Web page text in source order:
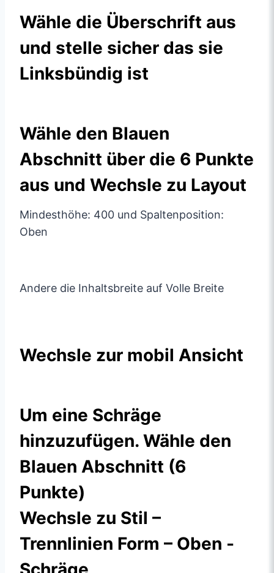
Wähle die Überschrift aus
und stelle sicher das sie
Linksbündig ist
Wähle den Blauen
Abschnitt über die 6 Punkte
aus und Wechsle zu Layout
Mindesthöhe: 400 und Spaltenposition:
Oben
Andere die Inhaltsbreite auf Volle Breite
Wechsle zur mobil Ansicht
Um eine Schräge
hinzuzufügen. Wähle den
Blauen Abschnitt (6
Punkte)
Wechsle zu Stil –
Trennlinien Form – Oben -